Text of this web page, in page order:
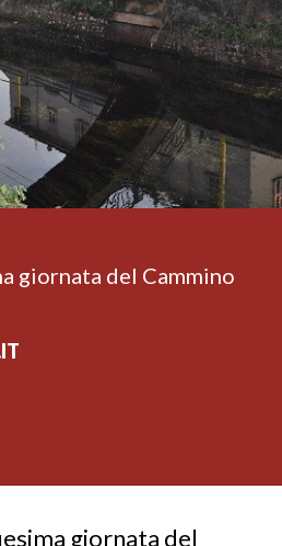
giornata del Cammino
giornata del